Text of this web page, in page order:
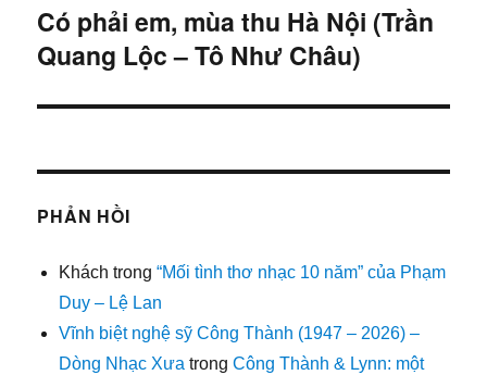
Bài
tiếp:
Có phải em, mùa thu Hà Nội (Trần
Quang Lộc – Tô Như Châu)
PHẢN HỒI
Khách trong“Mối tình thơ nhạc 10 năm” của Phạm
Duy – Lệ Lan
Vĩnh biệt nghệ sỹ Công Thành (1947 – 2026) –
Dòng Nhạc Xưa trongCông Thành & Lynn: một